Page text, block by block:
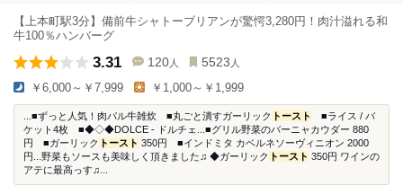
【上本町駅3分】備前牛シャトーブリアンが驚愕3,280円！肉汁溢れる和
牛100％ハンバーグ
3.31 120 人 5523 人
￥6,000～￥7,999 ￥1,000～￥1,999
...■ずっと人気！肉バル牛雑炊 ■丸ごと潰すガーリック トースト
■ライス / バ
ケット4枚 ■◆◇◆DOLCE - ドルチェ...■グリル野菜のバーニャカウダー 880
円 ■ガーリック トースト 350円 ■インドミタ カベルネソーヴィニオン 2000
円...野菜もソースも美味しく頂きました♫ ◆ガーリック トースト 350円 ワインの
アテに最高っす♫...